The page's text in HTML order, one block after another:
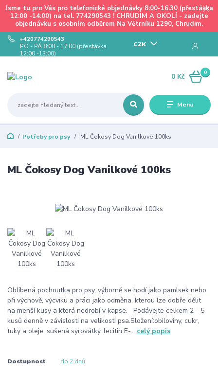
Jsme tu pro Vás pro telefonické objednávky 8:00-16:30 (přestávka
12:00 -14:00) na tel. 774290543 ! CHRUDIM A OKOLÍ - zadejte
objednávku s osobním odběrem Na Větrníku 1290, Chrudim.
Menu
CZK
+420774290543
PO - PÁ 8:00 - 17:00 (přestávka
12:00 -13:00)
0
0 Kč
Potřeby pro psy ML Čokosy Dog Vanilkové 100ks
ML Čokosy Dog Vanilkové 100ks
Oblíbená pochoutka pro psy, výborně se hodí jako pamlsek nebo
při výchově, výcviku a práci jako odměna, kterou lze dobře dělit
na menší kusy a která nedrobí v kapse. Podávejte celkem 2 - 5
kusů denně v závislosti na velikosti psa.Složení:obiloviny, cukr,
tuky a oleje, sušená syrovátky, lecitin E-... celý popis
Dostupnost do 2 dnů